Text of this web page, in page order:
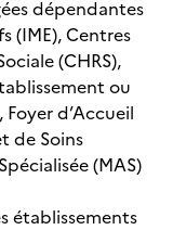
dépendantes
(IME), Centres
(CHRS),
ou
Foyer d’Accueil
de Soins
(MAS)
établissements